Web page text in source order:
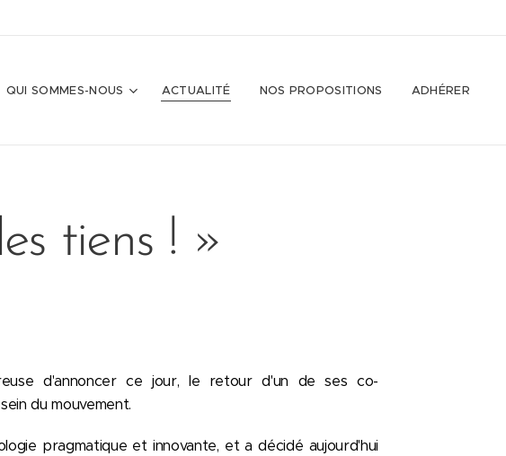
QUI SOMMES-NOUS ACTUALITÉ NOS PROPOSITIONS ADHÉRER
tiens ! »
d'annoncer ce jour, le retour d'un de ses co-
du mouvement.
pragmatique et innovante, et a décidé aujourd'hui